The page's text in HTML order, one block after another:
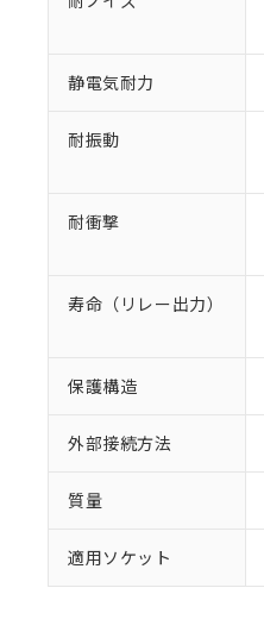
静電気耐力
耐振動
耐衝撃
寿命（リレー出力）
保護構造
外部接続方法
質量
適用ソケット